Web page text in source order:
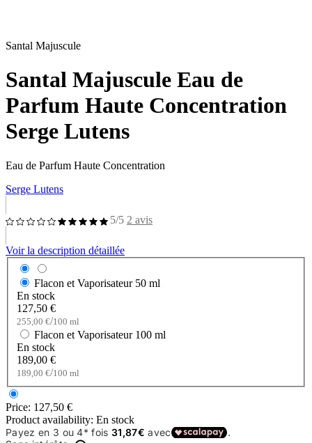
Santal Majuscule
Santal Majuscule Eau de
Parfum Haute Concentration
Serge Lutens
Eau de Parfum Haute Concentration
Serge Lutens
5/5 2 avis
Voir la description détaillée
Flacon et Vaporisateur 50 ml
En stock
127,50 €
255,00 €/100 ml
Flacon et Vaporisateur 100 ml
En stock
189,00 €
189,00 €/100 ml
Price: 127,50 €
Product availability: En stock